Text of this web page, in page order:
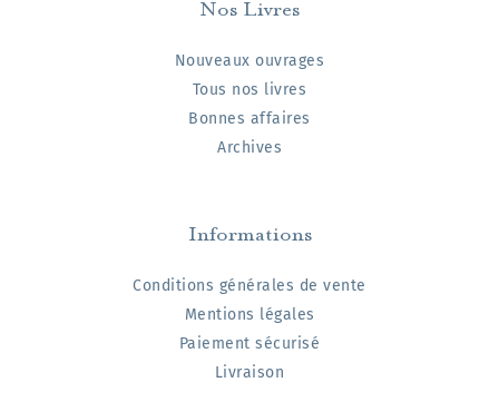
Nos Livres
Nouveaux ouvrages
Tous nos livres
Bonnes affaires
Archives
Informations
Conditions générales de vente
Mentions légales
Paiement sécurisé
Livraison